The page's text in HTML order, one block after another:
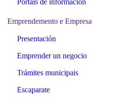
Portais de información
Emprendemento e Empresa
Presentación
Emprender un negocio
Trámites municipais
Escaparate